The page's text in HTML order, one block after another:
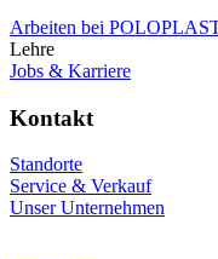
Arbeiten bei
Lehre
Jobs & Karriere
Kontakt
Standorte
Service & Verkauf
Unser Unternehmen